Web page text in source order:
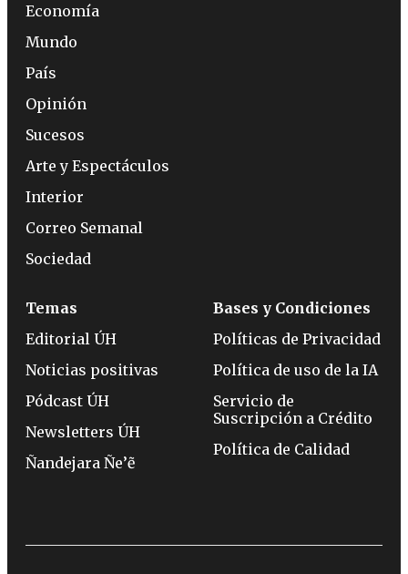
Economía
Mundo
País
Opinión
Sucesos
Arte y Espectáculos
Interior
Correo Semanal
Sociedad
Temas
Editorial ÚH
Noticias positivas
Pódcast ÚH
Newsletters ÚH
Ñandejara Ñe’ẽ
Bases y Condiciones
Políticas de Privacidad
Política de uso de la IA
Servicio de
Suscripción a Crédito
Política de Calidad